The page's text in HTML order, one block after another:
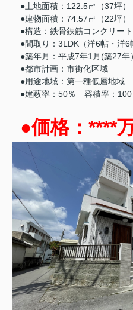
●土地面積：122.5㎡（37坪）
●建物面積：74.57㎡（22坪）
●構造：鉄骨鉄筋コンクリー
●間取り：3LDK（洋6帖・洋6
●築年月：平成7年1月(築27年）
●都市計画：市街化区域
●用途地域：第一種低層地域
●建蔽率：50％ 容積率：100
●価格：****